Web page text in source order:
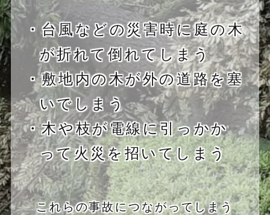
・台風などの災害時に庭の木
が折れて倒れてしまう
・敷地内の木が外の道路を塞
いでしまう
・木や枝が電線に引っかか
って火災を招いてしまう
これらの事故につながってしまう